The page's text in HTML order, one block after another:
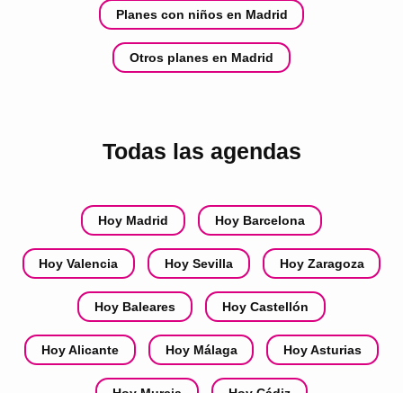
Planes con niños en Madrid
Otros planes en Madrid
Todas las agendas
Hoy Madrid Hoy Barcelona
Hoy Valencia Hoy Sevilla Hoy Zaragoza
Hoy Baleares Hoy Castellón
Hoy Alicante Hoy Málaga Hoy Asturias